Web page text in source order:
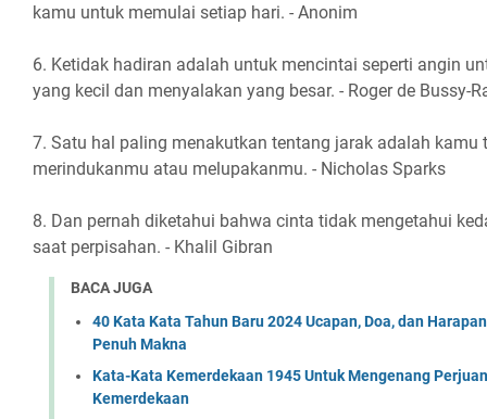
kamu untuk memulai setiap hari. - Anonim
6. Ketidak hadiran adalah untuk mencintai seperti angin
yang kecil dan menyalakan yang besar. - Roger de Bussy-
7. Satu hal paling menakutkan tentang jarak adalah kamu
merindukanmu atau melupakanmu. - Nicholas Sparks
8. Dan pernah diketahui bahwa cinta tidak mengetahui
saat perpisahan. - Khalil Gibran
BACA JUGA
40 Kata Kata Tahun Baru 2024 Ucapan, Doa, dan
Penuh Makna
Kata-Kata Kemerdekaan 1945 Untuk Mengenang
Kemerdekaan